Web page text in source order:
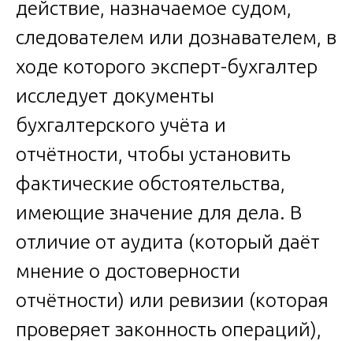
действие, назначаемое судом,
следователем или дознавателем, в
ходе которого эксперт-бухгалтер
исследует документы
бухгалтерского учёта и
отчётности, чтобы установить
фактические обстоятельства,
имеющие значение для дела. В
отличие от аудита (который даёт
мнение о достоверности
отчётности) или ревизии (которая
проверяет законность операций),